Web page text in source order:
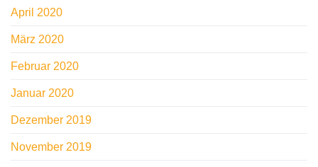
April 2020
März 2020
Februar 2020
Januar 2020
Dezember 2019
November 2019